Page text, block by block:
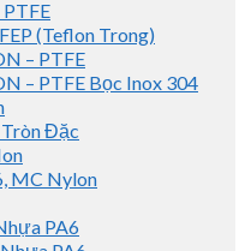
(Teflon Trong)
– PTFE
– PTFE Bọc Inox 304
Đặc
MC Nylon
PA6